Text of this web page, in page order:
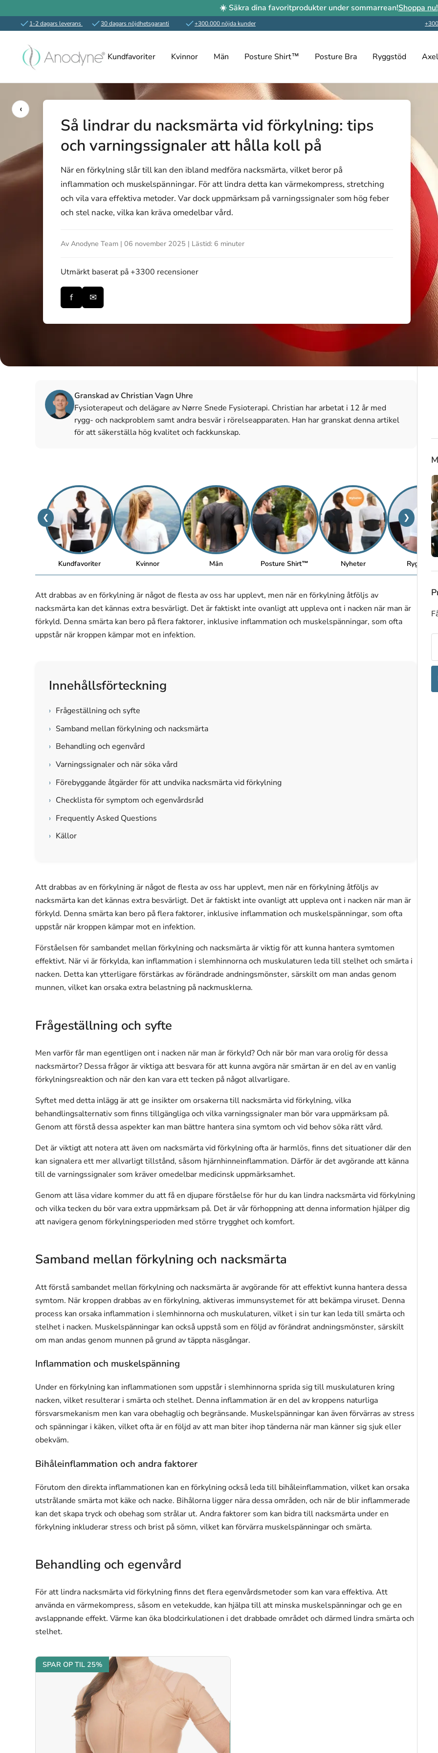
☀️ Säkra dina favoritprodukter under sommarrean!Shoppa nu!
1-2 dagars leverans 30 dagars nöjdhetsgaranti +300.000 nöjda kunder
innehållet
Kundfavoriter Kvinnor Män Posture Shirt™ Posture Bra Ryggstöd
Anodyne.se
‹
Så lindrar du nacksmärta vid förkylning: tips
och varningssignaler att hålla koll på
När en förkylning slår till kan den ibland medföra nacksmärta, vilket beror på
inflammation och muskelspänningar. För att lindra detta kan värmekompress, stretching
och vila vara effektiva metoder. Var dock uppmärksam på varningssignaler som hög feber
och stel nacke, vilka kan kräva omedelbar vård.
Av Anodyne Team | 06 november 2025 | Lästid: 6 minuter
Utmärkt baserat på +3300 recensioner
f ✉
Granskad av Christian Vagn Uhre
Fysioterapeut och delägare av Nørre Snede Fysioterapi. Christian har arbetat i 12 år med
rygg- och nackproblem samt andra besvär i rörelseapparaten. Han har granskat denna artikel
för att säkerställa hög kvalitet och fackkunskap.
❮ ❯
Kundfavoriter Kvinnor Män Posture Shirt™ Nyheter Ryggstöd
Att drabbas av en förkylning är något de flesta av oss har upplevt, men när en förkylning åtföljs av
nacksmärta kan det kännas extra besvärligt. Det är faktiskt inte ovanligt att uppleva ont i nacken när man är
förkyld. Denna smärta kan bero på flera faktorer, inklusive inflammation och muskelspänningar, som ofta
uppstår när kroppen kämpar mot en infektion.
Innehållsförteckning
› Frågeställning och syfte
› Samband mellan förkylning och nacksmärta
› Behandling och egenvård
› Varningssignaler och när söka vård
› Förebyggande åtgärder för att undvika nacksmärta vid förkylning
› Checklista för symptom och egenvårdsråd
› Frequently Asked Questions
› Källor
Att drabbas av en förkylning är något de flesta av oss har upplevt, men när en förkylning åtföljs av
nacksmärta kan det kännas extra besvärligt. Det är faktiskt inte ovanligt att uppleva ont i nacken när man är
förkyld. Denna smärta kan bero på flera faktorer, inklusive inflammation och muskelspänningar, som ofta
uppstår när kroppen kämpar mot en infektion.
Förståelsen för sambandet mellan förkylning och nacksmärta är viktig för att kunna hantera symtomen
effektivt. När vi är förkylda, kan inflammation i slemhinnorna och muskulaturen leda till stelhet och smärta i
nacken. Detta kan ytterligare förstärkas av förändrade andningsmönster, särskilt om man andas genom
munnen, vilket kan orsaka extra belastning på nackmusklerna.
Frågeställning och syfte
Men varför får man egentligen ont i nacken när man är förkyld? Och när bör man vara orolig för dessa
nacksmärtor? Dessa frågor är viktiga att besvara för att kunna avgöra när smärtan är en del av en vanlig
förkylningsreaktion och när den kan vara ett tecken på något allvarligare.
Syftet med detta inlägg är att ge insikter om orsakerna till nacksmärta vid förkylning, vilka
behandlingsalternativ som finns tillgängliga och vilka varningssignaler man bör vara uppmärksam på.
Genom att förstå dessa aspekter kan man bättre hantera sina symtom och vid behov söka rätt vård.
Det är viktigt att notera att även om nacksmärta vid förkylning ofta är harmlös, finns det situationer där den
kan signalera ett mer allvarligt tillstånd, såsom hjärnhinneinflammation. Därför är det avgörande att känna
till de varningssignaler som kräver omedelbar medicinsk uppmärksamhet.
Genom att läsa vidare kommer du att få en djupare förståelse för hur du kan lindra nacksmärta vid förkylning
och vilka tecken du bör vara extra uppmärksam på. Det är vår förhoppning att denna information hjälper dig
att navigera genom förkylningsperioden med större trygghet och komfort.
Samband mellan förkylning och nacksmärta
Att förstå sambandet mellan förkylning och nacksmärta är avgörande för att effektivt kunna hantera dessa
symtom. När kroppen drabbas av en förkylning, aktiveras immunsystemet för att bekämpa viruset. Denna
process kan orsaka inflammation i slemhinnorna och muskulaturen, vilket i sin tur kan leda till smärta och
stelhet i nacken. Muskelspänningar kan också uppstå som en följd av förändrat andningsmönster, särskilt
om man andas genom munnen på grund av täppta näsgångar.
Inflammation och muskelspänning
Under en förkylning kan inflammationen som uppstår i slemhinnorna sprida sig till muskulaturen kring
nacken, vilket resulterar i smärta och stelhet. Denna inflammation är en del av kroppens naturliga
försvarsmekanism men kan vara obehaglig och begränsande. Muskelspänningar kan även förvärras av stress
och spänningar i käken, vilket ofta är en följd av att man biter ihop tänderna när man känner sig sjuk eller
obekväm.
Bihåleinflammation och andra faktorer
Förutom den direkta inflammationen kan en förkylning också leda till bihåleinflammation, vilket kan orsaka
utstrålande smärta mot käke och nacke. Bihålorna ligger nära dessa områden, och när de blir inflammerade
kan det skapa tryck och obehag som strålar ut. Andra faktorer som kan bidra till nacksmärta under en
förkylning inkluderar stress och brist på sömn, vilket kan förvärra muskelspänningar och smärta.
Behandling och egenvård
För att lindra nacksmärta vid förkylning finns det flera egenvårdsmetoder som kan vara effektiva. Att
använda en värmekompress, såsom en vetekudde, kan hjälpa till att minska muskelspänningar och ge en
avslappnande effekt. Värme kan öka blodcirkulationen i det drabbade området och därmed lindra smärta och
stelhet.
SPAR OP TIL 25%